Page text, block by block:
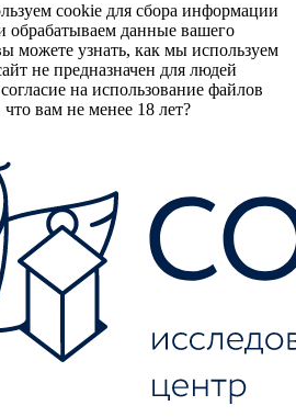
cookie для сбора информации
обрабатываем данные вашего
можете узнать, как мы используем
не предназначен для людей
на использование файлов
вам не менее 18 лет?